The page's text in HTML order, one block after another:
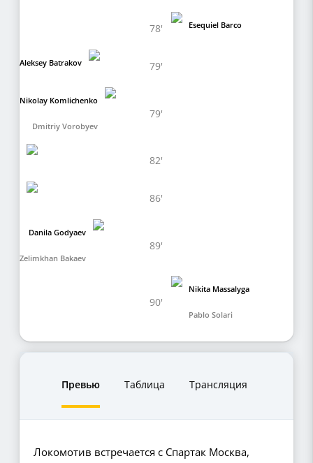
78' Esequiel Barco
Aleksey Batrakov 79'
Dmitriy Vorobyev
Nikolay Komlichenko
79'
82'
86'
Zelimkhan Bakaev
Danila Godyaev
89'
90'
Nikita Massalyga
Pablo Solari
Превью Таблица Трансляция
Локомотив встречается с Спартак Москва,